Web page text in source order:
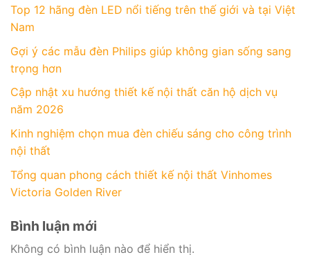
Top 12 hãng đèn LED nổi tiếng trên thế giới và tại Việt
Nam
Gợi ý các mẫu đèn Philips giúp không gian sống sang
trọng hơn
Cập nhật xu hướng thiết kế nội thất căn hộ dịch vụ
năm 2026
Kinh nghiệm chọn mua đèn chiếu sáng cho công trình
nội thất
Tổng quan phong cách thiết kế nội thất Vinhomes
Victoria Golden River
Bình luận mới
Không có bình luận nào để hiển thị.